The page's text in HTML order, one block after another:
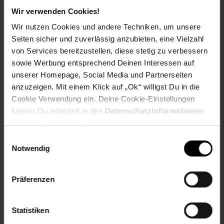
Wir verwenden Cookies!
Wir nutzen Cookies und andere Techniken, um unsere
Seiten sicher und zuverlässig anzubieten, eine Vielzahl
von Services bereitzustellen, diese stetig zu verbessern
sowie Werbung entsprechend Deinen Interessen auf
unserer Homepage, Social Media und Partnerseiten
anzuzeigen. Mit einem Klick auf „Ok“ willigst Du in die
Cookie Verwendung ein. Deine Cookie-Einstellungen
kannst Du jederzeit in den Datenschutzinformationen
Notwendig
Präferenzen
Statistiken
Materialzusammensetzung: 100% Polyester
kragen: Stehkragen
passform: Regular Fit
taschen: Seitentaschen
verschluss: Reißverschluss
ärmellänge: Langarm
Gewählte Variante:
Farbe: Violett
Größe: XS
Artikelnummer: 2654319000